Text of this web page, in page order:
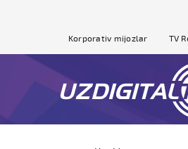
Korporativ mijozlar TV